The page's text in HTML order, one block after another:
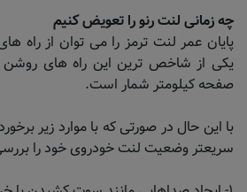
چه زمانی لنت رنو را تعویض کنیم
پایان عمر لنت ترمز را می توان از راه
یکی از شاخص ترین این راه های
صفحه کیلومتر شمار است.
با این حال در صورتی که با موارد زیر
سریعتر وضعیت لنت خودروی خود را